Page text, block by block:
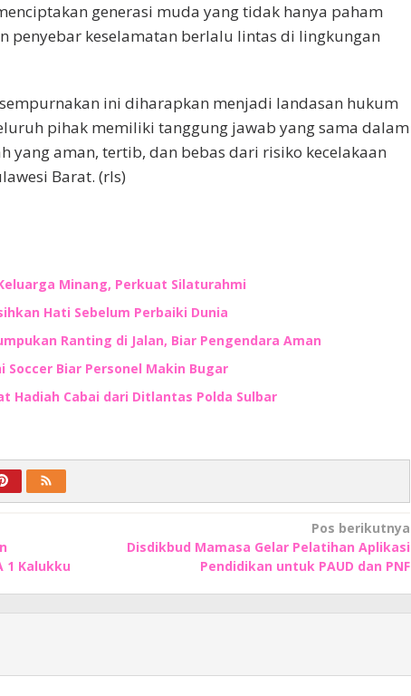
generasi muda yang tidak hanya paham
penyebar keselamatan berlalu lintas di lingkungan
ini diharapkan menjadi landasan hukum
pihak memiliki tanggung jawab yang sama dalam
yang aman, tertib, dan bebas dari risiko kecelakaan
Barat. (rls)
Minang, Perkuat Silaturahmi
Hati Sebelum Perbaiki Dunia
Ranting di Jalan, Biar Pengendara Aman
Soccer Biar Personel Makin Bugar
Hadiah Cabai dari Ditlantas Polda Sulbar
1 Kalukku
Pos berikutnya
Disdikbud Mamasa Gelar Pelatihan Aplikasi
Pendidikan untuk PAUD dan PNF